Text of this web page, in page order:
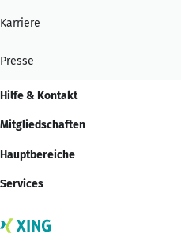
Karriere
Presse
Hilfe & Kontakt
Mitgliedschaften
Hauptbereiche
Services